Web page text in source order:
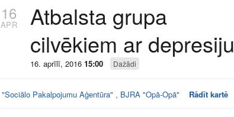
16
APR
Atbalsta grupa
cilvēkiem ar depresiju
16. aprīlī, 2016 15:00 Dažādi
"Sociālo Pakalpojumu Aģentūra" , BJRA "Opā-Opā" Rādīt kartē